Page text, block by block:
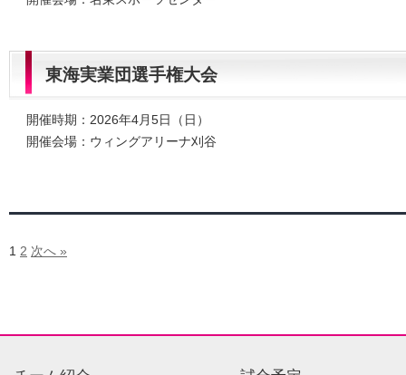
東海実業団選手権大会
開催時期：2026年4月5日（日）
開催会場：ウィングアリーナ刈谷
1 2 次へ »